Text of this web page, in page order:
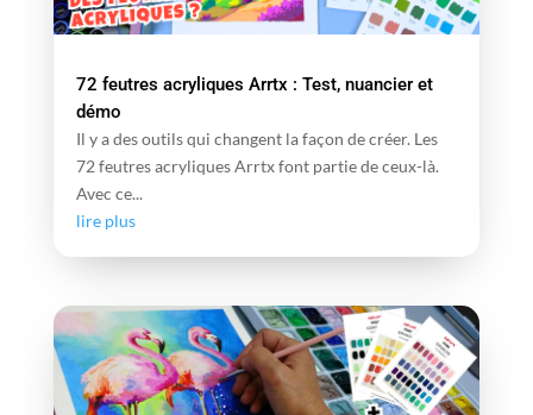
72 feutres acryliques Arrtx : Test, nuancier et
démo
Il y a des outils qui changent la façon de créer. Les
72 feutres acryliques Arrtx font partie de ceux-là.
Avec ce...
lire plus